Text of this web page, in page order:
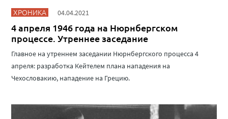
ХРОНИКА 04.04.2021
4 апреля 1946 года на Нюрнбергском
процессе. Утреннее заседание
Главное на утреннем заседании Нюрнбергского процесса 4
апреля: разработка Кейтелем плана нападения на
Чехословакию, нападение на Грецию.